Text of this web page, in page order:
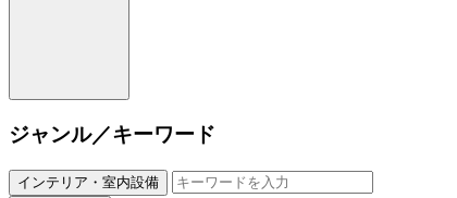
ジャンル／キーワード
インテリア・室内設備